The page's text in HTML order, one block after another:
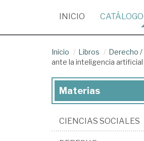
INICIO (CURRENT)
CATÁLOGO
Inicio Libros Derecho /
ante la inteligencia artificial
Materias
CIENCIAS SOCIALES